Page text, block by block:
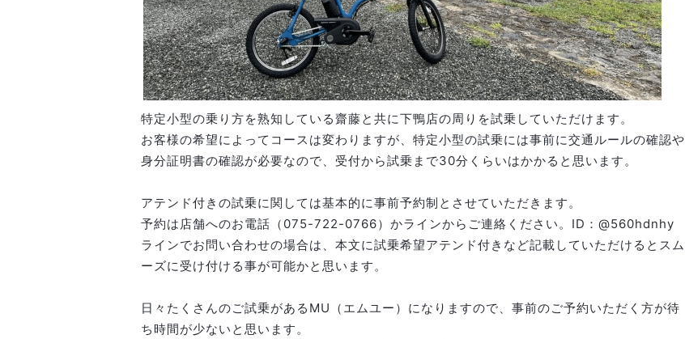
特定小型の乗り方を熟知している齋藤と共に下鴨店の周りを試乗していただけます。
お客様の希望によってコースは変わりますが、特定小型の試乗には事前に交通ルールの確認や
身分証明書の確認が必要なので、受付から試乗まで30分くらいはかかると思います。
アテンド付きの試乗に関しては基本的に事前予約制とさせていただきます。
予約は店舗へのお電話（075-722-0766）かラインからご連絡ください。ID：@560hdnhy
ラインでお問い合わせの場合は、本文に試乗希望アテンド付きなど記載していただけるとスム
ーズに受け付ける事が可能かと思います。
日々たくさんのご試乗があるMU（エムユー）になりますので、事前のご予約いただく方が待
ち時間が少ないと思います。